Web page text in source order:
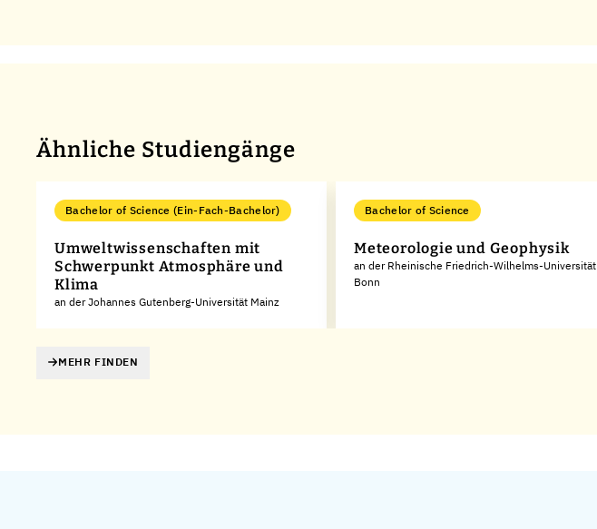
Ähnliche Studiengänge
Bachelor of Science (Ein-Fach-Bachelor)
Umweltwissenschaften mit
Schwerpunkt Atmosphäre und
Klima
an der Johannes Gutenberg-Universität Mainz
Bachelor of Science
Meteorologie und Geophysik
an der Rheinische Friedrich-Wilhelms-Universität
Bonn
MEHR FINDEN